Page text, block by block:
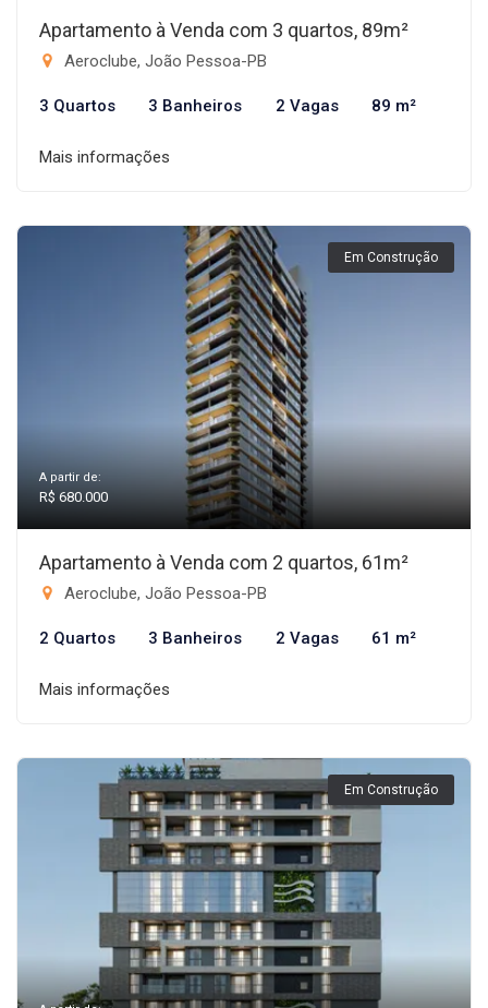
Apartamento à Venda com 3 quartos, 89m²
Aeroclube, João Pessoa-PB
3 Quartos 3 Banheiros 2 Vagas 89 m²
Mais informações
Em Construção
A partir de:
R$ 680.000
Apartamento à Venda com 2 quartos, 61m²
Aeroclube, João Pessoa-PB
2 Quartos 3 Banheiros 2 Vagas 61 m²
Mais informações
Em Construção